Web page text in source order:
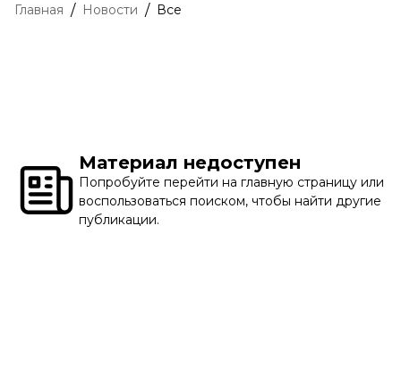
Главная / Новости / Все
Материал недоступен
Попробуйте перейти на главную страницу или
воспользоваться поиском, чтобы найти другие
публикации.